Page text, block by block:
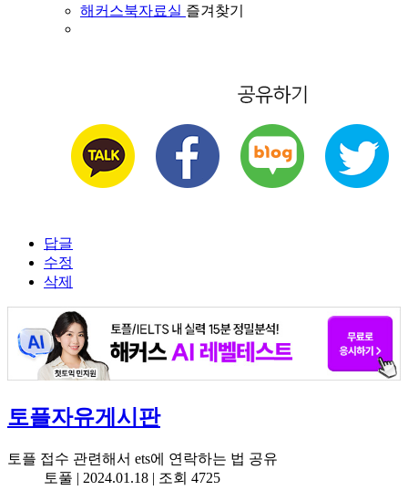
해커스북자료실 즐겨찾기
답글
수정
삭제
토플자유게시판
토플 접수 관련해서 ets에 연락하는 법 공유
토풀 | 2024.01.18 | 조회 4725